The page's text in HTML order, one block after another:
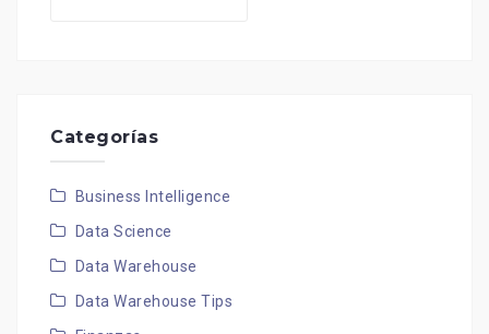
Categorías
Business Intelligence
Data Science
Data Warehouse
Data Warehouse Tips